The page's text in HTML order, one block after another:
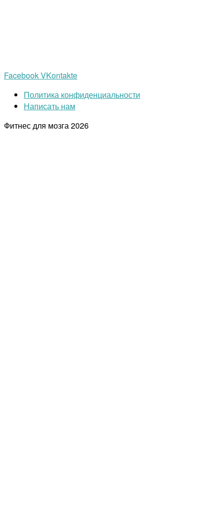
FacebookVKontakte
Политика конфиденциальности
Написать нам
Фитнес для мозга2026